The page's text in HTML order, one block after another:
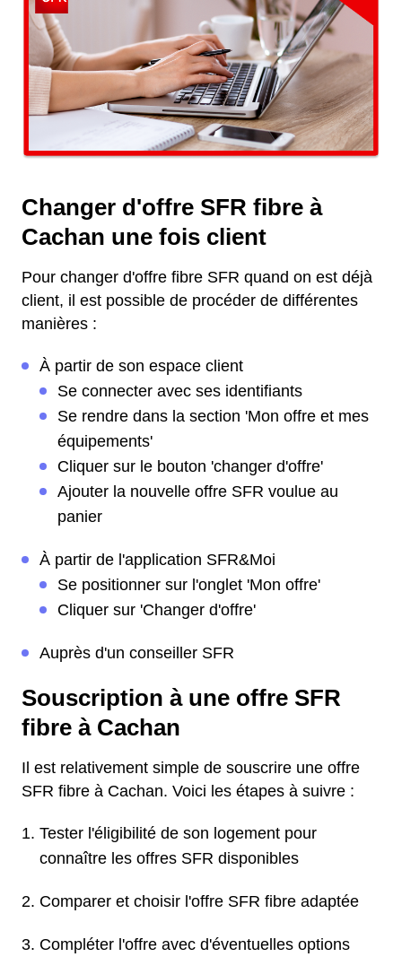
Changer d'offre SFR fibre à
Cachan une fois client
Pour changer d'offre fibre SFR quand on est déjà
client, il est possible de procéder de différentes
manières :
À partir de son espace client
Se connecter avec ses identifiants
Se rendre dans la section 'Mon offre et mes
équipements'
Cliquer sur le bouton 'changer d'offre'
Ajouter la nouvelle offre SFR voulue au
panier
À partir de l'application SFR&Moi
Se positionner sur l'onglet 'Mon offre'
Cliquer sur 'Changer d'offre'
Auprès d'un conseiller SFR
Souscription à une offre SFR
fibre à Cachan
Il est relativement simple de souscrire une offre
SFR fibre à Cachan. Voici les étapes à suivre :
Tester l'éligibilité de son logement pour
connaître les offres SFR disponibles
Comparer et choisir l'offre SFR fibre adaptée
Compléter l'offre avec d'éventuelles options